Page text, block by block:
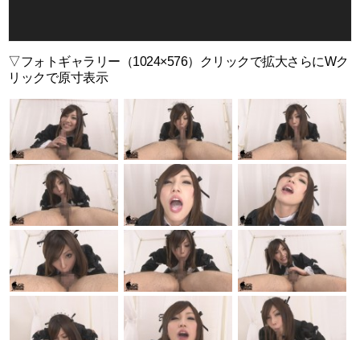
▽フォトギャラリー（1024×576）クリックで拡大さらにWク
リックで原寸表示